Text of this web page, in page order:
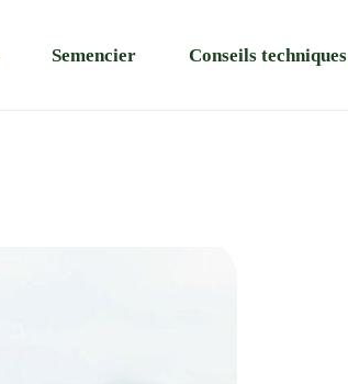
Semencier Conseils techniques